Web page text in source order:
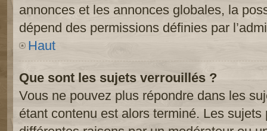
annonces et les annonces globales, la
dépend des permissions définies par
Haut
Que sont les sujets verrouillés ?
Vous ne pouvez plus répondre dans les
étant contenu est alors terminé. Les